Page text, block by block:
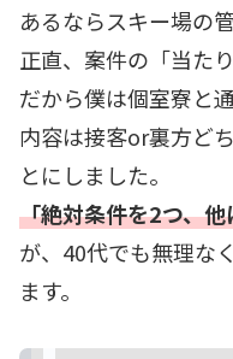
あるならスキー場の
正直、案件の「当た
だから僕は個室寮と
内容は接客or裏方ど
とにしました。
「絶対条件を2つ、
が、40代でも無理な
ます。